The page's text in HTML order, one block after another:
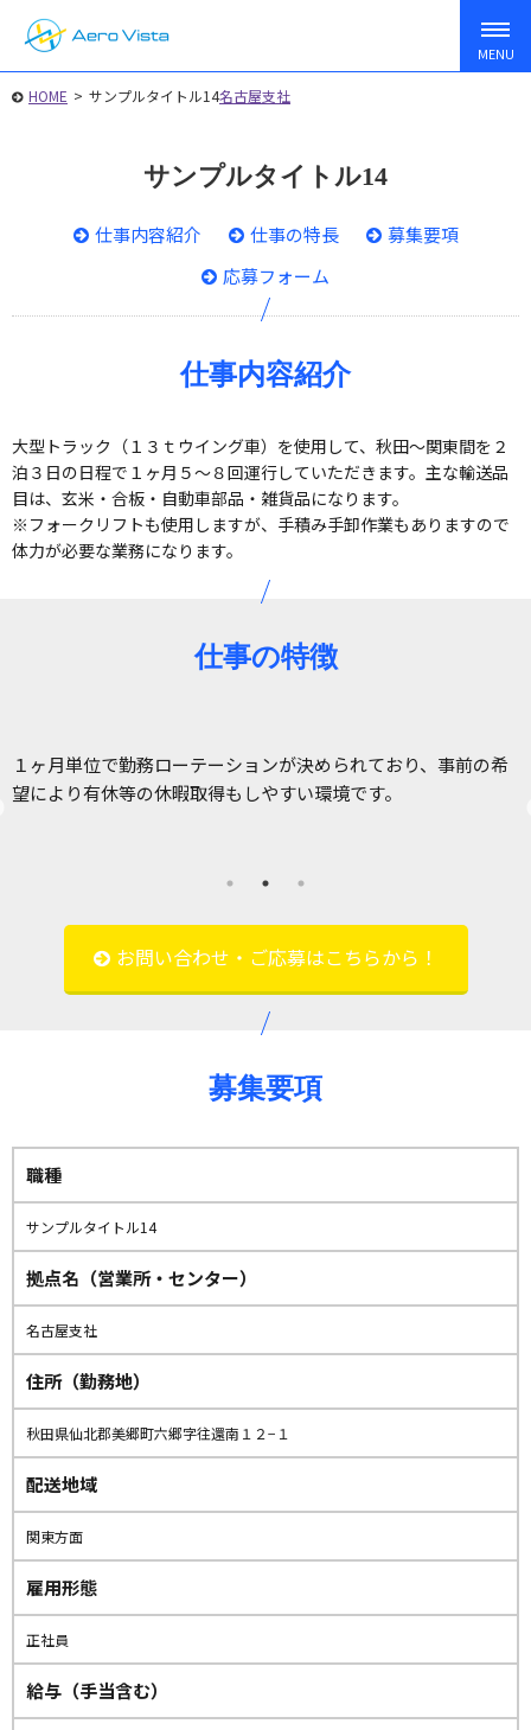
HOME > 名古屋支社
サンプルタイトル14
サンプルタイトル14
仕事内容紹介 仕事の特長
募集要項
応募フォーム
仕事内容紹介
大型トラック（１３ｔウイング車）を使用して、秋田〜関東間を２
泊３日の日程で１ヶ月５〜８回運行していただきます。主な輸送品
目は、玄米・合板・自動車部品・雑貨品になります。
※フォークリフトも使用しますが、手積み手卸作業もありますので
体力が必要な業務になります。
仕事の特徴
１ヶ月単位で勤務ローテーションが決められており、事前の希
望により有休等の休暇取得もしやすい環境です。
お問い合わせ・ご応募はこちらから！
募集要項
職種
サンプルタイトル14
拠点名（営業所・センター）
名古屋支社
住所（勤務地）
秋田県仙北郡美郷町六郷字往還南１２−１
配送地域
関東方面
雇用形態
正社員
給与（手当含む）